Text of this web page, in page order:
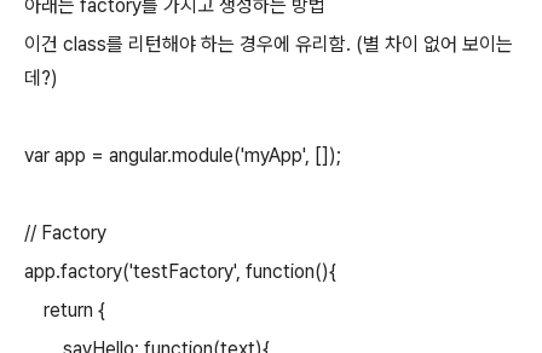
아래는 factory를 가지고 생성하는 방법
이건 class를 리턴해야 하는 경우에 유리함. (별 차이 없어 보이는
데?)
var app = angular.module('myApp', []);
// Factory
app.factory('testFactory', function(){
return {